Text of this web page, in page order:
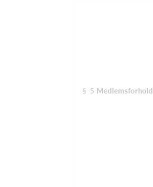
§ 5 Medlemsforhold